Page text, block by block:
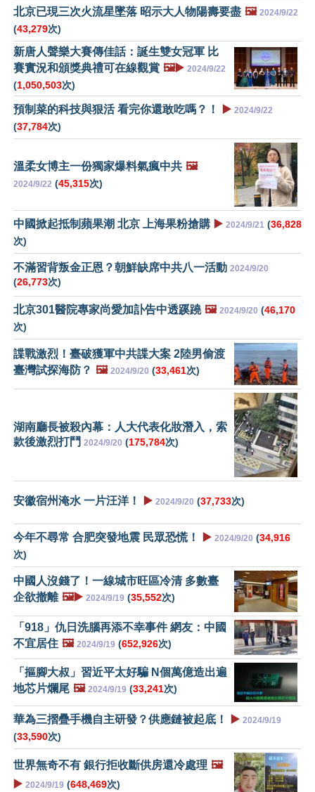
北京已現三次火流星墜落 昭示大人物陽壽要盡 🖼️ 2024/9/22
(43,279次)
新唐人聲樂大賽傳佳話：誕生雙女冠軍 比
賽實況和頒獎典禮可在線觀賞 🖼️▶️ 2024/9/22
(1,050,503次)
預制菜的科技與狠活 看完你還敢吃嗎？！ ▶️ 2024/9/22
(37,784次)
溫柔女博主一份獨家爆料氣瘋中共 🖼️
2024/9/22 (45,315次)
中國掀起抵制蘋果潮 北京 上海果粉搶購 ▶️ 2024/9/21 (36,828
次)
不滿習背叛金正恩？朝鮮缺席中共八一活動 2024/9/20
(26,773次)
北京301醫院專家尚愛加訃告中透蹊蹺 🖼️ 2024/9/20 (46,170
次)
諜戰激烈！臺破獲軍中共諜大案 2陸男偷渡
臺灣試探海防？ 🖼️ 2024/9/20 (33,461次)
湖南廳長被殺內幕：人大代表化妝潛入，索
款後激烈打鬥 2024/9/20 (175,784次)
安徽宿州淹水 一片汪洋！ ▶️ 2024/9/20 (37,733次)
今年不尋常 合肥突發地震 民眾恐慌！ ▶️ 2024/9/20 (34,916
次)
中國人沒錢了！一線城市旺區冷清 多數臺
企欲撤離 🖼️▶️ 2024/9/19 (35,552次)
「918」仇日洗腦再添不幸事件 網友：中國
不宜居住 🖼️ 2024/9/19 (652,926次)
「摳腳大叔」習近平太好騙 N個萬億造出遍
地芯片爛尾 🖼️ 2024/9/19 (33,241次)
華為三摺疊手機自主研發？供應鏈被起底！ ▶️ 2024/9/19
(33,590次)
世界無奇不有 銀行拒收斷供房還冷處理 🖼️
▶️ 2024/9/19 (648,469次)